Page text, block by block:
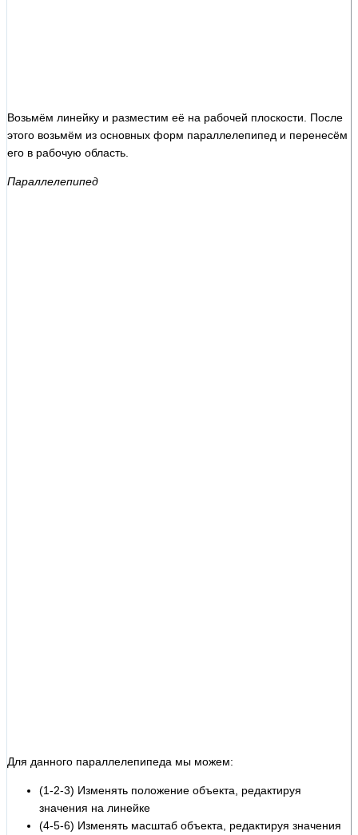
Возьмём линейку и разместим её на рабочей плоскости. После
этого возьмём из основных форм параллелепипед и перенесём
его в рабочую область.
Параллелепипед
Для данного параллелепипеда мы можем:
(1-2-3) Изменять положение объекта, редактируя
значения на линейке
(4-5-6) Изменять масштаб объекта, редактируя значения